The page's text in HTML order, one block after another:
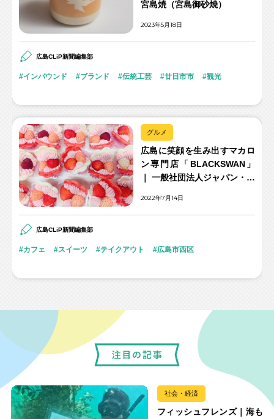
宮島焼（宮島御砂焼）
2023年5月18日
広島CLiP新聞編集部
インバウンド ブランド 伝統工芸 廿日市市 観光
グルメ
広島に笑顔を生み出すマカロ
ン専門店「BLACKSWAN」
｜ 一般社団法人ジャパン・ホ
広代さん
2022年7月14日
広島CLiP新聞編集部
カフェ スイーツ テイクアウト 広島市西区
社会・経済
フィッシュフレンズ｜海も